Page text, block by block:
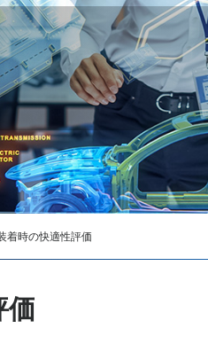
着時の快適性評価​
価​